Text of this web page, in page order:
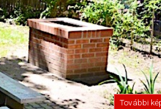
További